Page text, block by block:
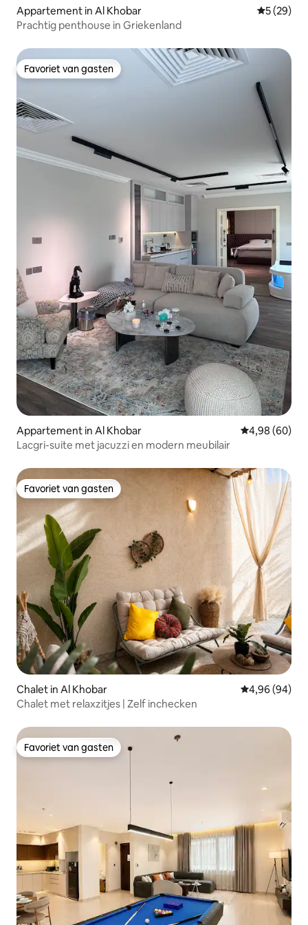
Appartement in Al Khobar
5 (29)
Prachtig penthouse in Griekenland
Favoriet van gasten
Favoriet van gasten
Appartement in Al Khobar Gemiddelde
4,98 (60)
Lacgri-suite met jacuzzi en modern meubilair
Favoriet van gasten
Favoriet van gasten
Chalet in Al Khobar Gemiddelde
4,96 (94)
Chalet met relaxzitjes | Zelf inchecken
Favoriet van gasten
Favoriet van gasten